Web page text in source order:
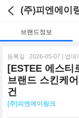
(주)피엔에이
브랜드정보
등록일 : 2026-05-07 | 업데
[ESTEE 에스
브랜드 스킨케
건
(주)피엔에이링크